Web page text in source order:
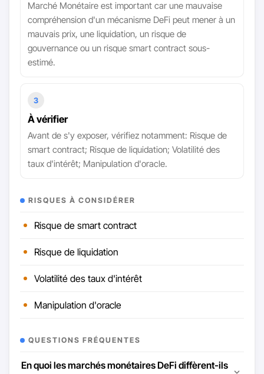
Marché Monétaire est important car une mauvaise
compréhension d'un mécanisme DeFi peut mener à un
mauvais prix, une liquidation, un risque de
gouvernance ou un risque smart contract sous-
estimé.
3
À vérifier
Avant de s'y exposer, vérifiez notamment: Risque de
smart contract; Risque de liquidation; Volatilité des
taux d'intérêt; Manipulation d'oracle.
RISQUES À CONSIDÉRER
Risque de smart contract
Risque de liquidation
Volatilité des taux d'intérêt
Manipulation d'oracle
QUESTIONS FRÉQUENTES
En quoi les marchés monétaires DeFi diffèrent-ils